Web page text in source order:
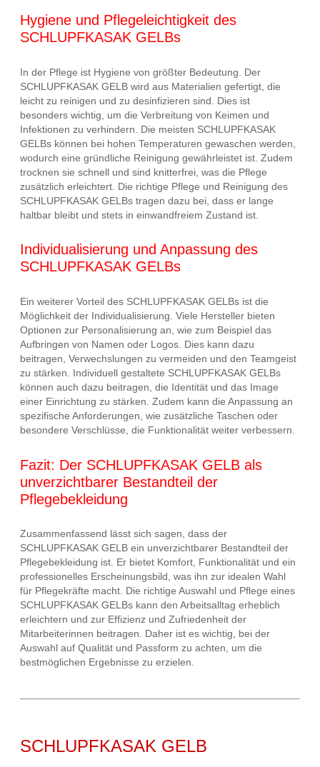
Hygiene und Pflegeleichtigkeit des
SCHLUPFKASAK GELBs
In der Pflege ist Hygiene von größter Bedeutung. Der
SCHLUPFKASAK GELB wird aus Materialien gefertigt, die
leicht zu reinigen und zu desinfizieren sind. Dies ist
besonders wichtig, um die Verbreitung von Keimen und
Infektionen zu verhindern. Die meisten SCHLUPFKASAK
GELBs können bei hohen Temperaturen gewaschen werden,
wodurch eine gründliche Reinigung gewährleistet ist. Zudem
trocknen sie schnell und sind knitterfrei, was die Pflege
zusätzlich erleichtert. Die richtige Pflege und Reinigung des
SCHLUPFKASAK GELBs tragen dazu bei, dass er lange
haltbar bleibt und stets in einwandfreiem Zustand ist.
Individualisierung und Anpassung des
SCHLUPFKASAK GELBs
Ein weiterer Vorteil des SCHLUPFKASAK GELBs ist die
Möglichkeit der Individualisierung. Viele Hersteller bieten
Optionen zur Personalisierung an, wie zum Beispiel das
Aufbringen von Namen oder Logos. Dies kann dazu
beitragen, Verwechslungen zu vermeiden und den Teamgeist
zu stärken. Individuell gestaltete SCHLUPFKASAK GELBs
können auch dazu beitragen, die Identität und das Image
einer Einrichtung zu stärken. Zudem kann die Anpassung an
spezifische Anforderungen, wie zusätzliche Taschen oder
besondere Verschlüsse, die Funktionalität weiter verbessern.
Fazit: Der SCHLUPFKASAK GELB als
unverzichtbarer Bestandteil der
Pflegebekleidung
Zusammenfassend lässt sich sagen, dass der
SCHLUPFKASAK GELB ein unverzichtbarer Bestandteil der
Pflegebekleidung ist. Er bietet Komfort, Funktionalität und ein
professionelles Erscheinungsbild, was ihn zur idealen Wahl
für Pflegekräfte macht. Die richtige Auswahl und Pflege eines
SCHLUPFKASAK GELBs kann den Arbeitsalltag erheblich
erleichtern und zur Effizienz und Zufriedenheit der
Mitarbeiterinnen beitragen. Daher ist es wichtig, bei der
Auswahl auf Qualität und Passform zu achten, um die
bestmöglichen Ergebnisse zu erzielen.
SCHLUPFKASAK GELB